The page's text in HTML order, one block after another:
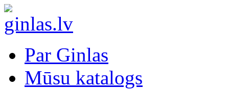
Par Ginlas
Mūsu katalogs